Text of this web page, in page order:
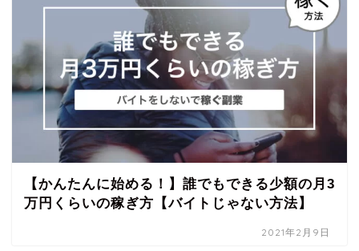
【かんたんに始める！】誰でもできる少額の月3
万円くらいの稼ぎ方【バイトじゃない方法】
2021年2月9日